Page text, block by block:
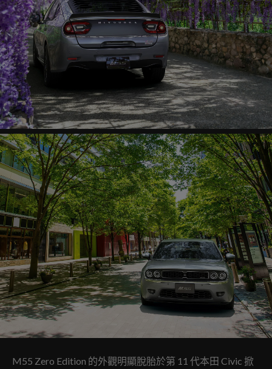
M55 Zero Edition 的外觀明顯脫胎於第 11 代本田 Civic 掀